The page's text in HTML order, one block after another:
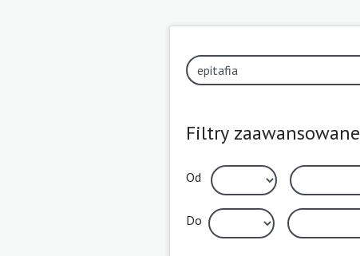
Filtry zaawansowane
Od
Do